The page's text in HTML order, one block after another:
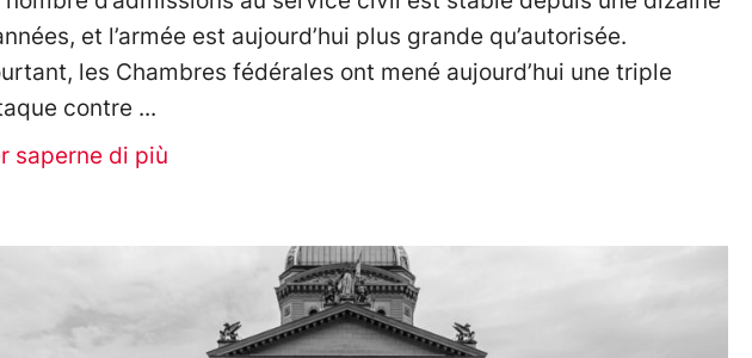
et l’armée est aujourd’hui plus grande qu’autorisée.
les Chambres fédérales ont mené aujourd’hui une triple
contre
saperne di più